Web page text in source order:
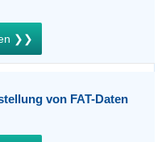
❯❯
von FAT-Daten